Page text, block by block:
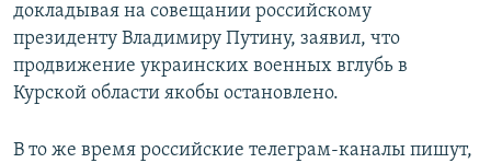
докладывая на совещании российскому
президенту Владимиру Путину, заявил, что
продвижение украинских военных вглубь в
Курской области якобы остановлено.
В то же время российские телеграм-каналы пишут,